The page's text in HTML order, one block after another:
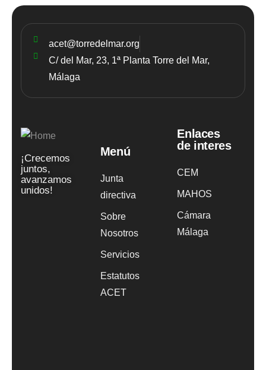
acet@torredelmar.org
C/ del Mar, 23, 1ª Planta Torre del Mar,
Málaga
¡Crecemos
juntos,
avanzamos
unidos!
Menú
Junta
directiva
Sobre
Nosotros
Servicios
Estatutos
ACET
Enlaces
de interes
CEM
MAHOS
Cámara
Málaga